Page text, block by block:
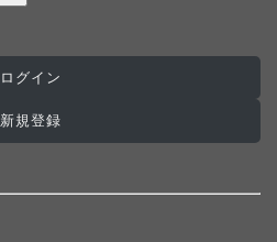
ログイン
新規登録
ール